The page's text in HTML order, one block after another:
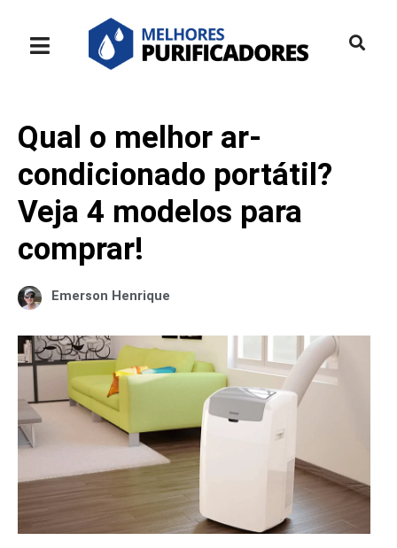
Qual o melhor ar-
condicionado portátil?
Veja 4 modelos para
comprar!
Emerson Henrique